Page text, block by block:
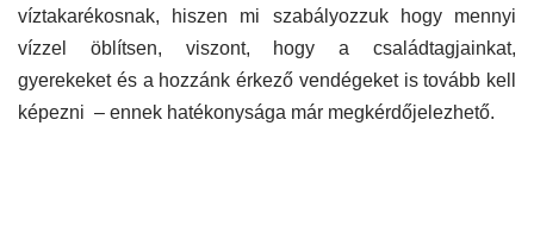
víztakarékosnak, hiszen mi szabályozzuk hogy mennyi
vízzel öblítsen, viszont, hogy a családtagjainkat,
gyerekeket és a hozzánk érkező vendégeket is tovább kell
képezni – ennek hatékonysága már megkérdőjelezhető.